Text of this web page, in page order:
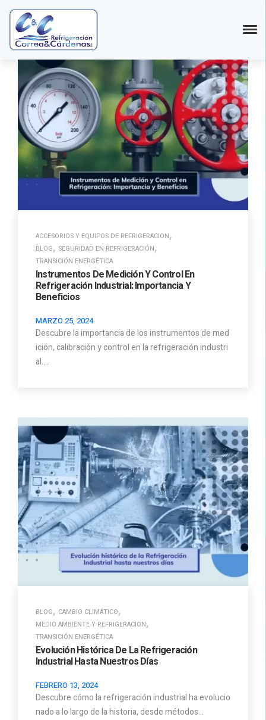
ACCESORIOS Y EQUIPOS DE REFRIGERACION,
BLOG, SEGURIDAD EN REFRIGERACIÓN,
TRANSICIÓN ENERGÉTICA
Instrumentos De Medición Y Control En
Refrigeración Industrial: Importancia Y
Beneficios
MARZO 25, 2024
Descubre la importancia de los instrumentos de med
ición, calibración y control en la refrigeración industri
al.…
BLOG, CAMBIO CLIMÁTICO,
MEDIO AMBIENTE Y REFRIGERACION,
TRANSICIÓN ENERGÉTICA
Evolución Histórica De La Refrigeración
Industrial Hasta Nuestros Días
FEBRERO 13, 2024
Descubre cómo la refrigeración industrial ha evolucio
nado a lo largo de la historia, desde métodos…